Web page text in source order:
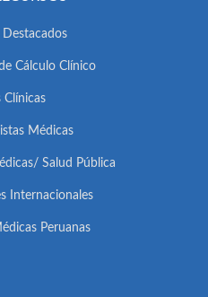
Cálculo Clínico
Clínicas
Médicas
Salud Pública
Internacionales
Peruanas